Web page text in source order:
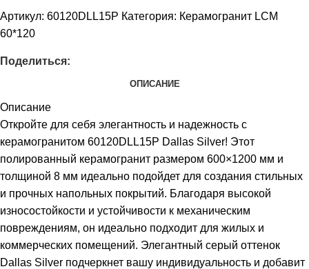
Артикул: 60120DLL15P Категория: Керамогранит LCM
60*120
Поделиться:
ОПИСАНИЕ
Описание
Откройте для себя элегантность и надежность с
керамогранитом 60120DLL15P Dallas Silver! Этот
полированный керамогранит размером 600×1200 мм и
толщиной 8 мм идеально подойдет для создания стильных
и прочных напольных покрытий. Благодаря высокой
износостойкости и устойчивости к механическим
повреждениям, он идеально подходит для жилых и
коммерческих помещений. Элегантный серый оттенок
Dallas Silver подчеркнет вашу индивидуальность и добавит